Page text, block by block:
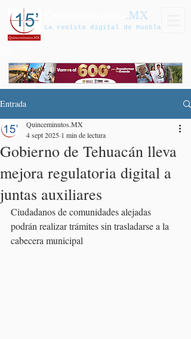
.MX
La revista digital de Puebla
Entrada
Gobierno de Tehuacán lleva
mejora regulatoria digital a
juntas auxiliares
Quinceminutos.MX
4 sept 2025 1 min de lectura
Ciudadanos de comunidades alejadas
podrán realizar trámites sin trasladarse a la
cabecera municipal